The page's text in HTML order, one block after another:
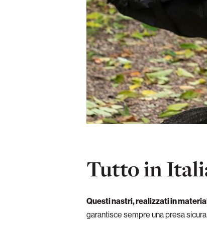
Tutto in
Questi nastri, realizzati in
garantisce sempre una presa